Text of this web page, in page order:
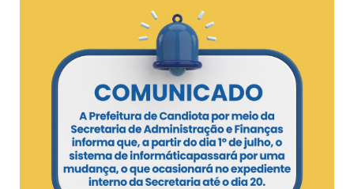
positivados para covid-19 anteriormente,
só são contabilizados como reinfecção
quando tiverem os dois resultados por
exames RT_PCR confirmados.
Conforme alteração nas normativas do
Ministério da Saúde os contatos
domiciliares de um paciente positivo para a
covid-19, desde que estes contatos tenham
sintomas, podem ser diagnosticados por
critério clínico epidemiológico como
positivos para covid-19.